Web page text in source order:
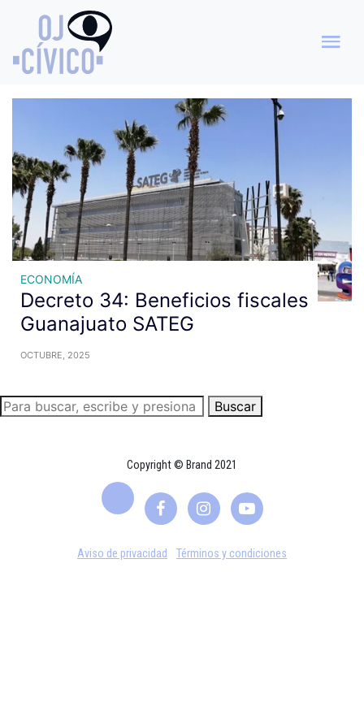
Archivo de etiquetas:
Estímulos Fiscales
ECONOMÍA
Decreto 34: Beneficios fiscales
Guanajuato SATEG
OCTUBRE, 2025
Buscar
Copyright © Brand 2021
Aviso de privacidad Términos y condiciones